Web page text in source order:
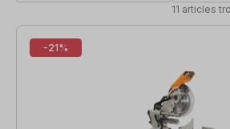
11 articles
11 articles trouvés
-21%